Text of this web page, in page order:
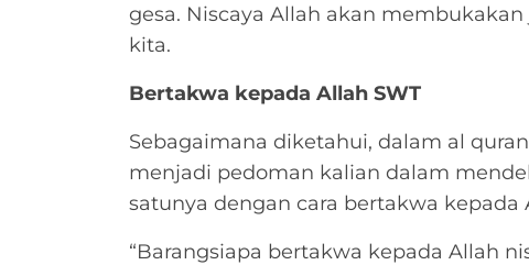
gesa. Niscaya Allah akan
kita.
Bertakwa kepada Allah SWT
Sebagaimana diketahui, dalam al
menjadi pedoman kalian dalam
satunya dengan cara bertakwa kepada
“Barangsiapa bertakwa kepada Allah